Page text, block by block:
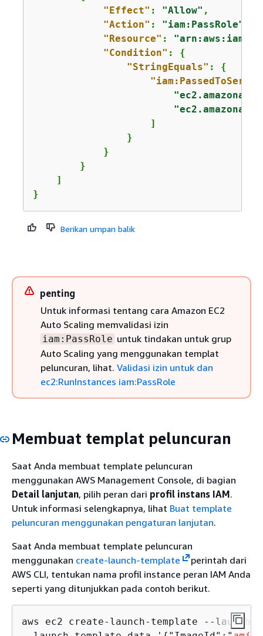
"Effect" : "Allow" ,
"Action" : "iam:PassRole"
"Resource" : "arn:aws:iam::
"Condition" : {
"StringEquals" : {
                    ]
                }
            }
        }
    ]
}
Berikan umpan balik
penting
Untuk informasi tentang cara Amazon EC2
Auto Scaling memvalidasi izin
iam:PassRole untuk tindakan untuk grup
Auto Scaling yang menggunakan templat
peluncuran, lihat. Validasi izin untuk dan
ec2:RunInstances iam:PassRole
Membuat templat peluncuran
Saat Anda membuat template peluncuran
menggunakan AWS Management Console, di bagian
Detail lanjutan, pilih peran dari profil instans IAM.
Untuk informasi selengkapnya, lihat Buat template
peluncuran menggunakan pengaturan lanjutan.
Saat Anda membuat template peluncuran
menggunakan create-launch-template
perintah dari
AWS CLI, tentukan nama profil instance peran IAM Anda
seperti yang ditunjukkan pada contoh berikut.
aws ec2 create-launch-template --launch-